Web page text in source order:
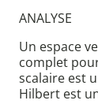
ANALYSE
Un espace
complet
scalaire est
Hilbert est